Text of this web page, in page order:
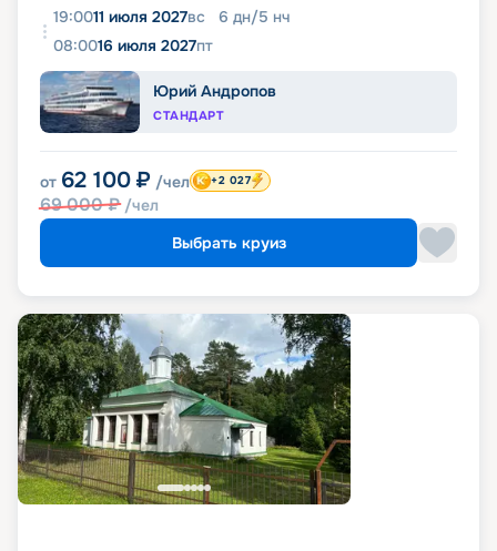
19:0011 июля 2027вс 6 дн/5 нч
08:0016 июля 2027пт
Юрий Андропов
СТАНДАРТ
от 62 100 ₽ /чел
69 000₽ /чел
+2 027
Выбрать круиз